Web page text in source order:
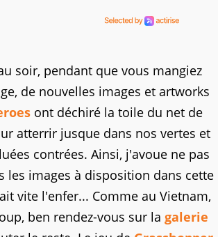
soir, pendant que vous mangiez
de nouvelles images et artworks
ont déchiré la toile du net de
atterrir jusque dans nos vertes et
contrées. Ainsi, j'avoue ne pas
les images à disposition dans cette
vite l'enfer... Comme au Vietnam,
ben rendez-vous sur la galerie